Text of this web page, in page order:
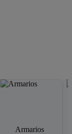
Armarios